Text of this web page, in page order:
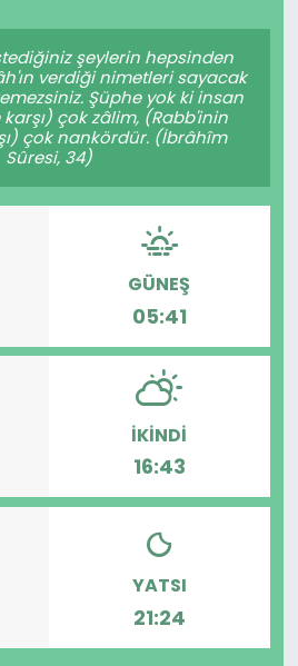
şeylerin hepsinden
verdiği nimetleri sayacak
Şüphe yok ki insan
çok zâlim, (Rabb'inin
çok nankördür. (İbrâhîm
Sûresi, 34)
GÜNEŞ
05:41
İKINDI
16:43
YATSI
21:24